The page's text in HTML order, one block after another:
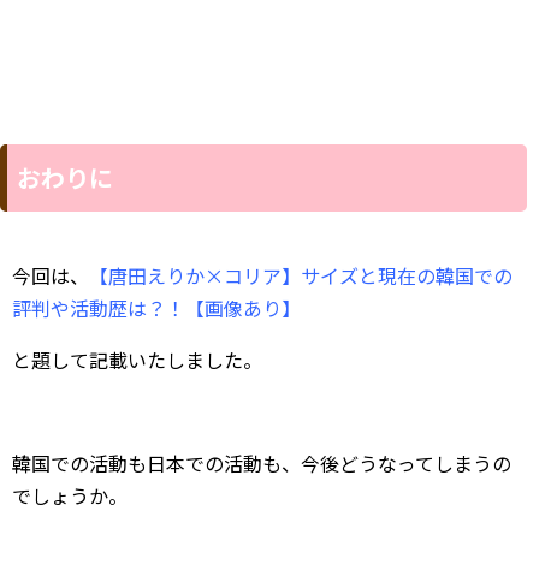
おわりに
今回は、
【唐田えりか×コリア】サイズと現在の韓国での
評判や活動歴は？！【画像あり】
と題して記載いたしました。
韓国での活動も日本での活動も、今後どうなってしまうの
でしょうか。